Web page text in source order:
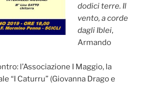
dodici terre. Il
vento, a corde
dagli Iblei,
Armando
l’Associazione I Maggio, la
“I Caturru” (Giovanna Drago e